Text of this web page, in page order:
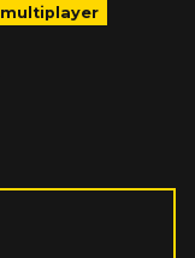
multiplayer